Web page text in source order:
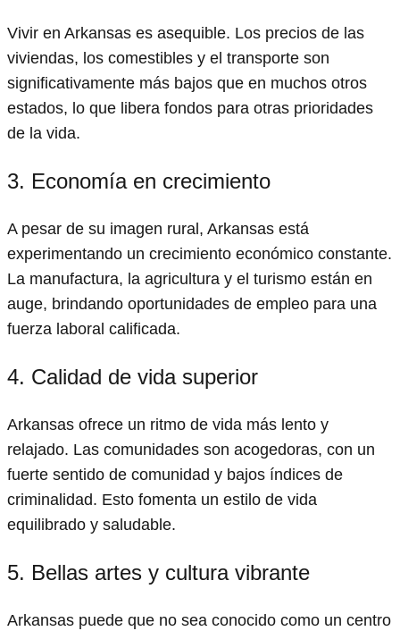
Vivir en Arkansas es asequible. Los precios de las
viviendas, los comestibles y el transporte son
significativamente más bajos que en muchos otros
estados, lo que libera fondos para otras prioridades
de la vida.
3. Economía en crecimiento
A pesar de su imagen rural, Arkansas está
experimentando un crecimiento económico constante.
La manufactura, la agricultura y el turismo están en
auge, brindando oportunidades de empleo para una
fuerza laboral calificada.
4. Calidad de vida superior
Arkansas ofrece un ritmo de vida más lento y
relajado. Las comunidades son acogedoras, con un
fuerte sentido de comunidad y bajos índices de
criminalidad. Esto fomenta un estilo de vida
equilibrado y saludable.
5. Bellas artes y cultura vibrante
Arkansas puede que no sea conocido como un centro